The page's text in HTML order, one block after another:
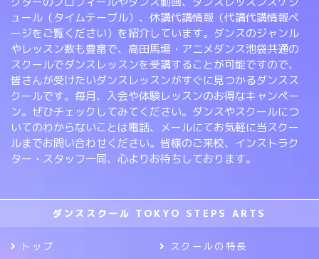
ュール（タイムテーブル）、休講代講情報（代講代講情報ペ
ージをご覧ください）を紹介しています。ダンスのジャンル
やレッスン数も豊富で、高田馬場・アニメダンス池袋共通の
スクールでダンスレッスンを受講することが可能ですので、
皆さんが受けたいダンスレッスンがすぐに見つかるダンスス
クールです。毎月、入会や体験レッスンのお得なキャンペー
ン。ぜひチェックしてみてください。ダンスやスクールにつ
いてのわからないことは電話、メールにてお気軽に当スクー
ルまでお問い合わせください。皆様のご来校、インストラク
ター・スタッフ一同、心よりお待ちしております。
ダンススクール TOKYO STEPS ARTS
トップ
スクールの特長